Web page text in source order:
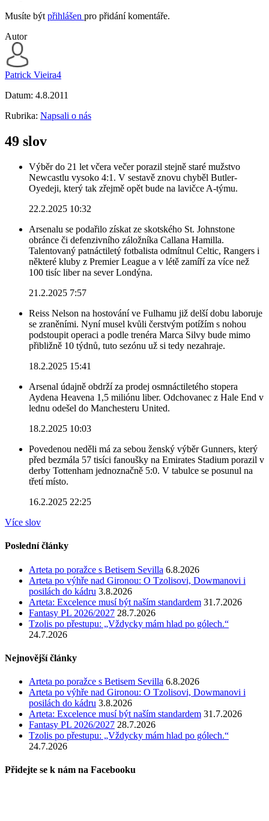
Musíte být přihlášen pro přidání komentáře.
Autor
Patrick Vieira4
Datum: 4.8.2011
Rubrika: Napsali o nás
49 slov
Výběr do 21 let včera večer porazil stejně staré mužstvo
Newcastlu vysoko 4:1. V sestavě znovu chyběl Butler-
Oyedeji, který tak zřejmě opět bude na lavičce A-týmu.
22.2.2025 10:32
Arsenalu se podařilo získat ze skotského St. Johnstone
obránce či defenzivního záložníka Callana Hamilla.
Talentovaný patnáctiletý fotbalista odmítnul Celtic, Rangers i
některé kluby z Premier League a v létě zamíří za více než
100 tisíc liber na sever Londýna.
21.2.2025 7:57
Reiss Nelson na hostování ve Fulhamu již delší dobu laboruje
se zraněními. Nyní musel kvůli čerstvým potížím s nohou
podstoupit operaci a podle trenéra Marca Silvy bude mimo
přibližně 10 týdnů, tuto sezónu už si tedy nezahraje.
18.2.2025 15:41
Arsenal údajně obdrží za prodej osmnáctiletého stopera
Aydena Heavena 1,5 miliónu liber. Odchovanec z Hale End v
lednu odešel do Manchesteru United.
18.2.2025 10:03
Povedenou neděli má za sebou ženský výběr Gunners, který
před bezmála 57 tisíci fanoušky na Emirates Stadium porazil v
derby Tottenham jednoznačně 5:0. V tabulce se posunul na
třetí místo.
16.2.2025 22:25
Více slov
Poslední články
Arteta po poražce s Betisem Sevilla 6.8.2026
Arteta po výhře nad Gironou: O Tzolisovi, Dowmanovi i
posilách do kádru 3.8.2026
Arteta: Excelence musí být naším standardem 31.7.2026
Fantasy PL 2026/2027 28.7.2026
Tzolis po přestupu: „Vždycky mám hlad po gólech.“
24.7.2026
Nejnovější články
Arteta po poražce s Betisem Sevilla 6.8.2026
Arteta po výhře nad Gironou: O Tzolisovi, Dowmanovi i
posilách do kádru 3.8.2026
Arteta: Excelence musí být naším standardem 31.7.2026
Fantasy PL 2026/2027 28.7.2026
Tzolis po přestupu: „Vždycky mám hlad po gólech.“
24.7.2026
Přidejte se k nám na Facebooku